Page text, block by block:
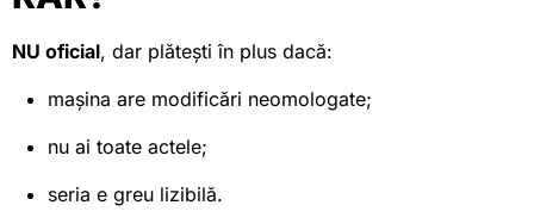
NU oficial, dar plătești în plus dacă:
mașina are modificări neomologate;
nu ai toate actele;
seria e greu lizibilă.